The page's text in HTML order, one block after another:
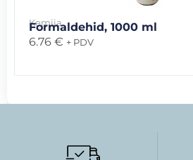
Kemija
Formaldehid, 1000 ml
6.76 € + PDV